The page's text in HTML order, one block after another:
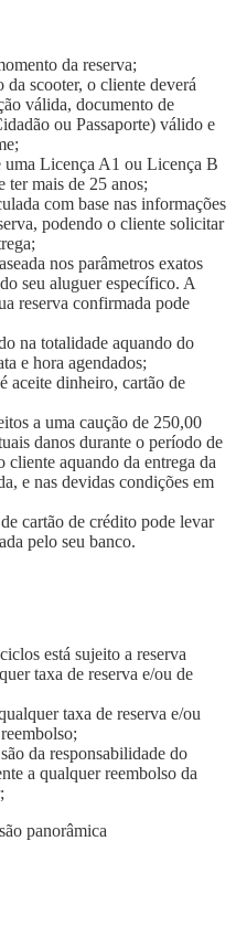
da reserva;
scooter, o cliente deverá
válida, documento de
ou Passaporte) válido e
uma Licença A1 ou Licença B
mais de 25 anos;
com base nas informações
podendo o cliente solicitar
nos parâmetros exatos
seu aluguer específico. A
reserva confirmada pode
na totalidade aquando do
e hora agendados;
aceite dinheiro, cartão de
a uma caução de 250,00
danos durante o período de
cliente aquando da entrega da
e nas devidas condições em
cartão de crédito pode levar
pelo seu banco.
está sujeito a reserva
taxa de reserva e/ou de
taxa de reserva e/ou
da responsabilidade do
a qualquer reembolso da
panorâmica